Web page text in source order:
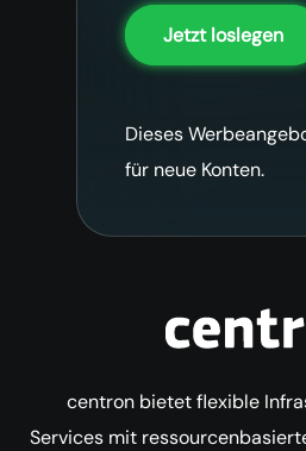
Jetzt loslegen
Dieses
für neue Konten.
centron bietet flexible
Services mit